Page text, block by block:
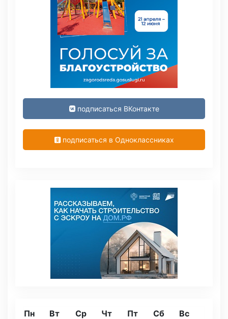
подписаться ВКонтакте
подписаться в Одноклассниках
Пн Вт Ср Чт Пт Сб Вс